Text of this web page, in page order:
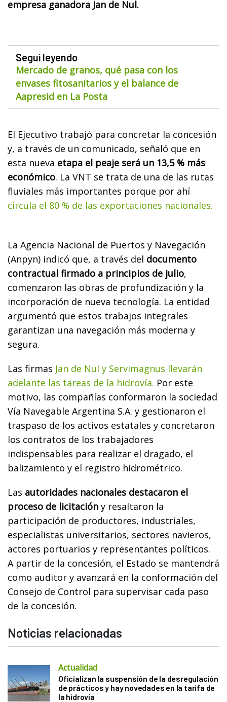
empresa ganadora Jan de Nul.
Seguí leyendo
Mercado de granos, qué pasa con los
envases fitosanitarios y el balance de
Aapresid en La Posta
El Ejecutivo trabajó para concretar la concesión
y, a través de un comunicado, señaló que en
esta nueva etapa el peaje será un 13,5 % más
económico. La VNT se trata de una de las rutas
fluviales más importantes porque por ahí
circula el 80 % de las exportaciones nacionales.
La Agencia Nacional de Puertos y Navegación
(Anpyn) indicó que, a través del documento
contractual firmado a principios de julio,
comenzaron las obras de profundización y la
incorporación de nueva tecnología. La entidad
argumentó que estos trabajos integrales
garantizan una navegación más moderna y
segura.
Las firmas Jan de Nul y Servimagnus llevarán
adelante las tareas de la hidrovía. Por este
motivo, las compañías conformaron la sociedad
Vía Navegable Argentina S.A. y gestionaron el
traspaso de los activos estatales y concretaron
los contratos de los trabajadores
indispensables para realizar el dragado, el
balizamiento y el registro hidrométrico.
Las autoridades nacionales destacaron el
proceso de licitación y resaltaron la
participación de productores, industriales,
especialistas universitarios, sectores navieros,
actores portuarios y representantes políticos.
A partir de la concesión, el Estado se mantendrá
como auditor y avanzará en la conformación del
Consejo de Control para supervisar cada paso
de la concesión.
Noticias relacionadas
Actualidad
Oficializan la suspensión de la desregulación
de prácticos y hay novedades en la tarifa de
la hidrovía